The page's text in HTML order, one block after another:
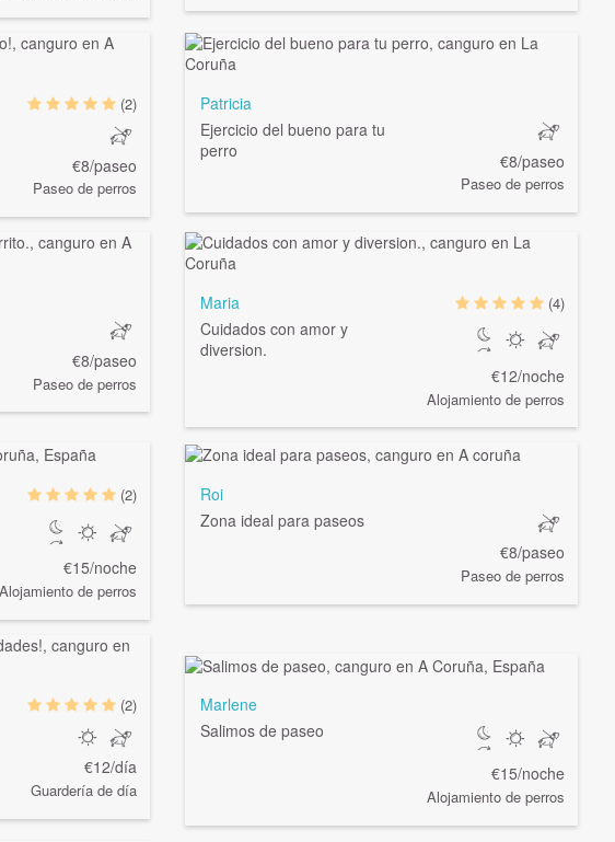
(2)
€8/paseo
Paseo de perros
Patricia
Ejercicio del bueno para tu
perro
€8/paseo
Paseo de perros
€8/paseo
Paseo de perros
Maria
Cuidados con amor y
diversion.
(4)
€12/noche
Alojamiento de perros
(2)
€15/noche
Alojamiento de perros
Roi
Zona ideal para paseos
€8/paseo
Paseo de perros
(2)
€12/día
Guardería de día
Marlene
Salimos de paseo
€15/noche
Alojamiento de perros